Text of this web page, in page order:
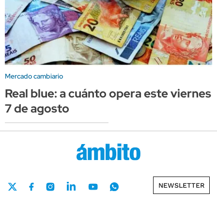
Mercado cambiario
Real blue: a cuánto opera este viernes
7 de agosto
NEWSLETTER